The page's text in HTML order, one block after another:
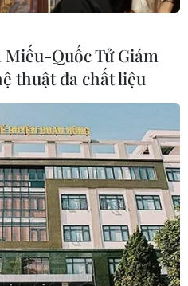
loài voi ma mút sống
Miếu-Quốc Tử Giám
thuật đa chất liệu